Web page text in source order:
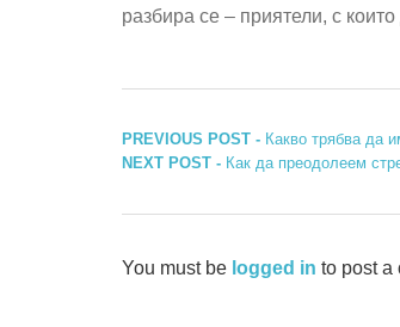
разбира се – приятели, с
Навигация
PREVIOUS POST - Previous
post:
Какво трябва да
NEXT POST - Next
Как да преодолеем
You must be logged in to post a